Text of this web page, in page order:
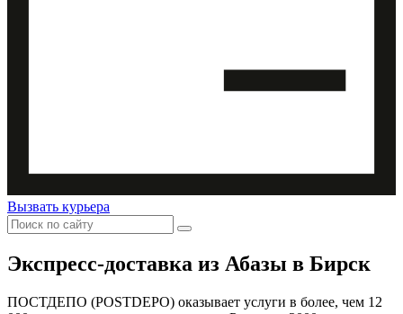
Вызвать курьера
Экспресс-доставка из Абазы в Бирск
ПОСТДЕПО (POSTDEPO) оказывает услуги в более, чем 12